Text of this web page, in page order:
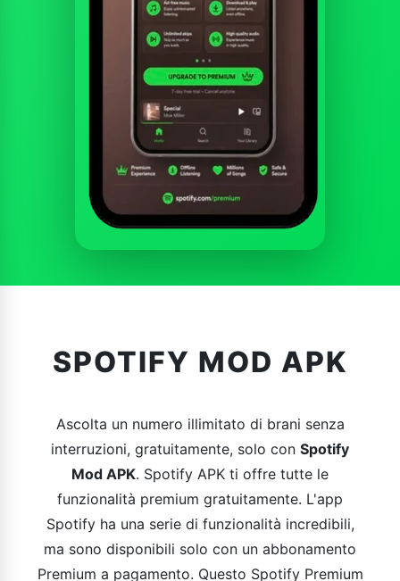
SPOTIFY MOD APK
Ascolta un numero illimitato di brani senza
interruzioni, gratuitamente, solo con Spotify
Mod APK. Spotify APK ti offre tutte le
funzionalità premium gratuitamente. L'app
Spotify ha una serie di funzionalità incredibili,
ma sono disponibili solo con un abbonamento
Premium a pagamento. Questo Spotify Premium